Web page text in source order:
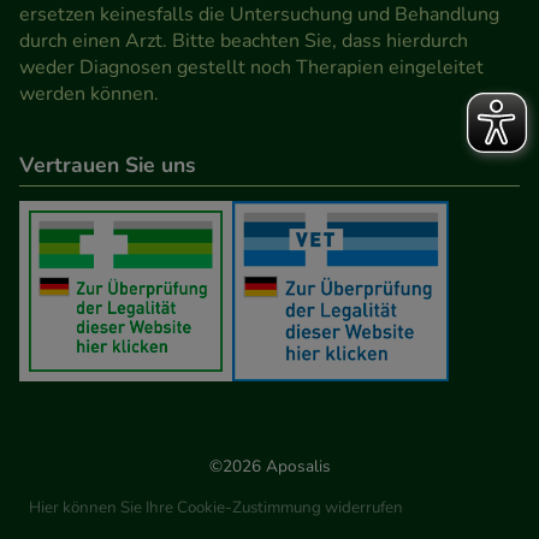
Werbung auf Drittseiten möglichst relevant für Sie
zu gestalten. Bitte beachten Sie, dass Daten hierfür
teilweise an Dritte wie z.B. Google oder soziale
ersetzen keinesfalls die Untersuchung und Behandlung
durch einen Arzt. Bitte beachten Sie, dass hierdurch
weder Diagnosen gestellt noch Therapien eingeleitet
werden können.
Vertrauen Sie uns
©2026 Aposalis
Hier können Sie Ihre Cookie-Zustimmung widerrufen